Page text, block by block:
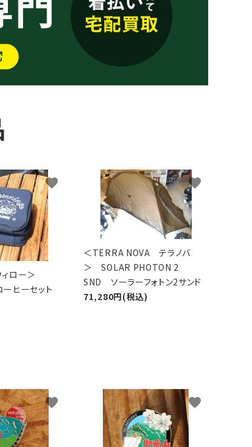
ロー＞
ヒーセット
favorite
＜TERRA NOVA テラノバ
＞ SOLAR PHOTON 2
SND ソーラーフォトン2サンド
71,280円(税込)
favorite
favorite favorite